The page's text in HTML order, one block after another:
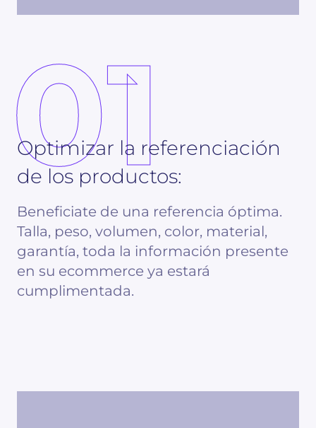
01
Optimizar la referenciación
de los productos:
Beneficiate de una referencia óptima.
Talla, peso, volumen, color, material,
garantía, toda la información presente
en su ecommerce ya estará
cumplimentada.